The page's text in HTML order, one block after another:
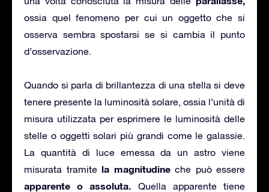
ossia quel fenomeno per cui un oggetto che si
osserva sembra spostarsi se si cambia il punto
d’osservazione.
Quando si parla di brillantezza di una stella si deve
tenere presente la luminosità solare, ossia l’unità di
misura utilizzata per esprimere le luminosità delle
stelle o oggetti solari più grandi come le galassie.
La quantità di luce emessa da un astro viene
misurata tramitela magnitudineche può essere
apparente o assoluta. Quella apparente tiene